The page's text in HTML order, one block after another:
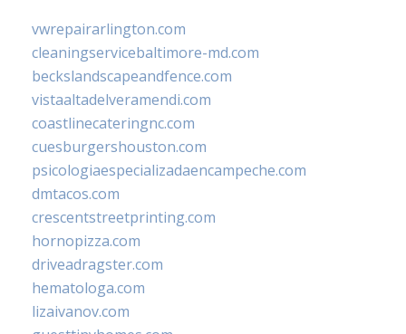
vwrepairarlington.com
cleaningservicebaltimore-md.com
beckslandscapeandfence.com
vistaaltadelveramendi.com
coastlinecateringnc.com
cuesburgershouston.com
psicologiaespecializadaencampeche.com
dmtacos.com
crescentstreetprinting.com
hornopizza.com
driveadragster.com
hematologa.com
lizaivanov.com